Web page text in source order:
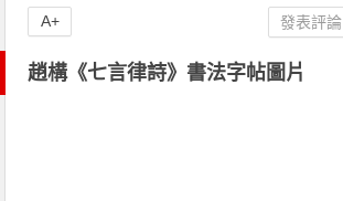
趙構《七言律詩》書法字帖圖片
發表評論
A+